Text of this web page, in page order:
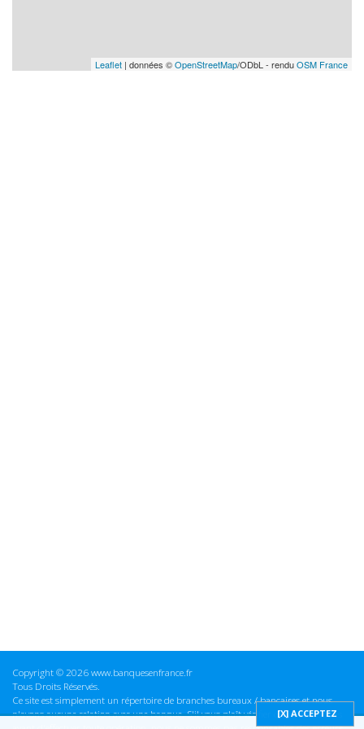
Leaflet | données ©OpenStreetMap/ODbL - renduOSM France
Copyright © 2026 www.banquesenfrance.fr
Tous Droits Réservés.
Ce site est simplement un répertoire de branches bureaux / bancaires et nous
n'avons aucune relation avec une banque. S'il vous plaît vérifier ces informations